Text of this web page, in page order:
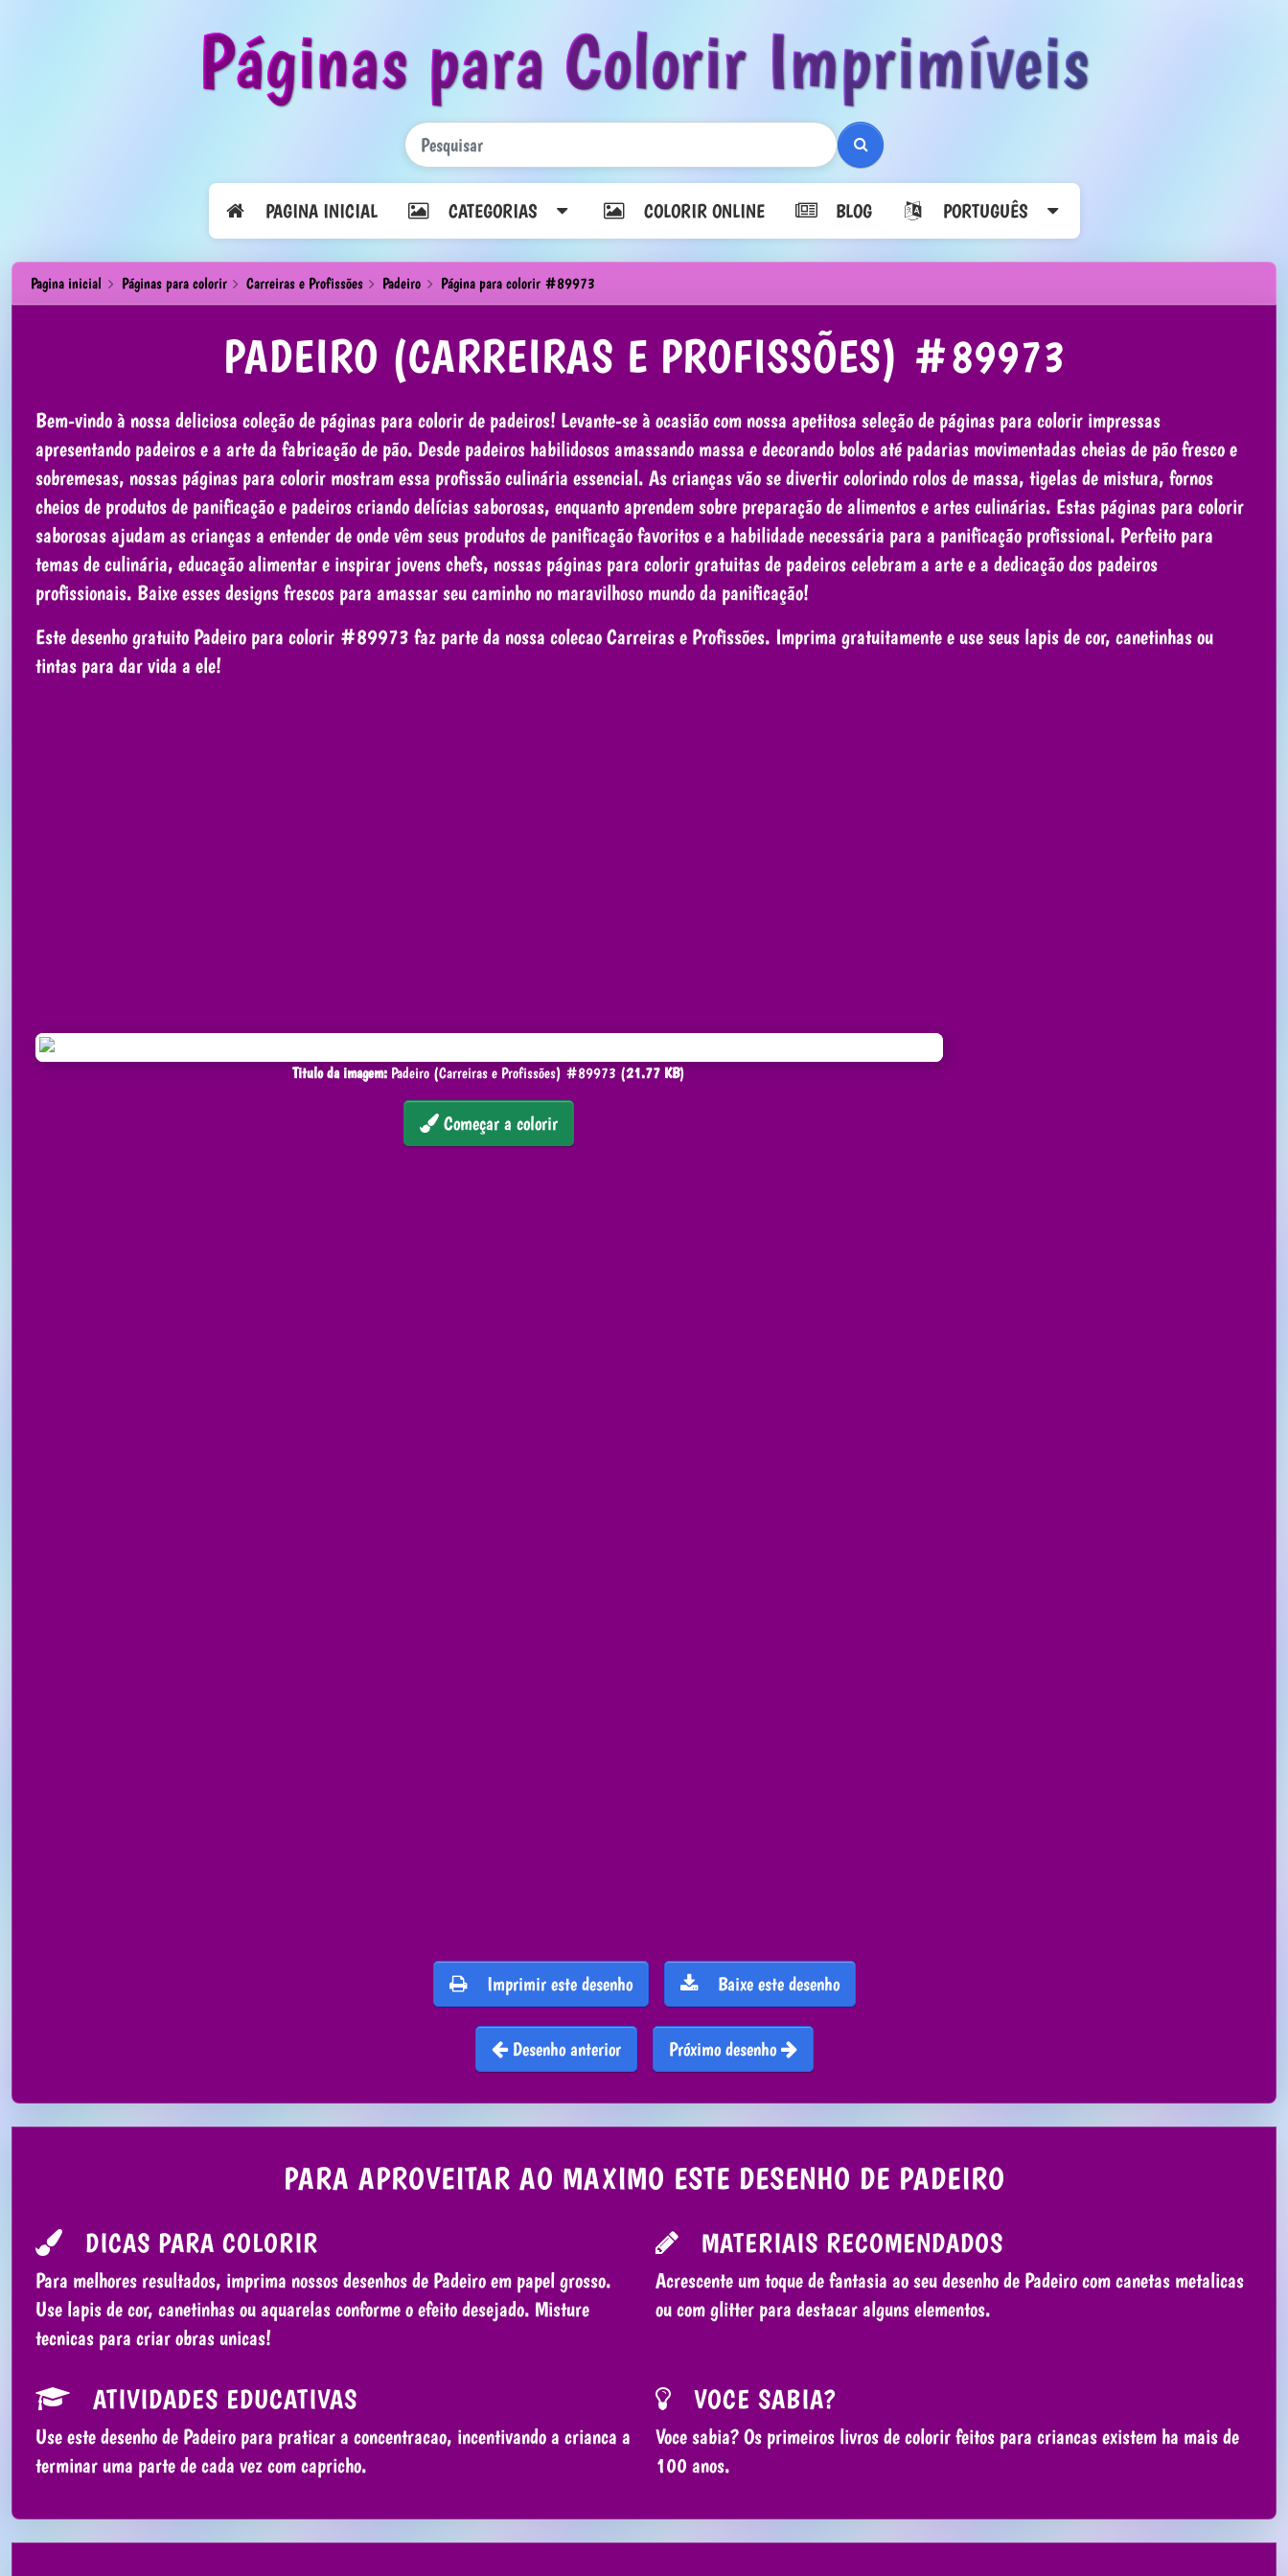
Páginas para Colorir Imprimíveis
Pesquisar
PAGINA INICIAL CATEGORIAS COLORIR ONLINE BLOG PORTUGUÊS
Pagina inicial Páginas para colorir Carreiras e Profissões Padeiro Página para colorir #89973
PADEIRO (CARREIRAS E PROFISSÕES) #89973
Bem-vindo à nossa deliciosa coleção de páginas para colorir de padeiros! Levante-se à ocasião com nossa apetitosa seleção de páginas para colorir impressas
apresentando padeiros e a arte da fabricação de pão. Desde padeiros habilidosos amassando massa e decorando bolos até padarias movimentadas cheias de pão fresco e
sobremesas, nossas páginas para colorir mostram essa profissão culinária essencial. As crianças vão se divertir colorindo rolos de massa, tigelas de mistura, fornos
cheios de produtos de panificação e padeiros criando delícias saborosas, enquanto aprendem sobre preparação de alimentos e artes culinárias. Estas páginas para colorir
saborosas ajudam as crianças a entender de onde vêm seus produtos de panificação favoritos e a habilidade necessária para a panificação profissional. Perfeito para
temas de culinária, educação alimentar e inspirar jovens chefs, nossas páginas para colorir gratuitas de padeiros celebram a arte e a dedicação dos padeiros
profissionais. Baixe esses designs frescos para amassar seu caminho no maravilhoso mundo da panificação!
Este desenho gratuito Padeiro para colorir #89973 faz parte da nossa colecao Carreiras e Profissões. Imprima gratuitamente e use seus lapis de cor, canetinhas ou
tintas para dar vida a ele!
Titulo da imagem: Padeiro (Carreiras e Profissões) #89973 (21.77 KB)
Começar a colorir
Imprimir este desenho Baixe este desenho
Desenho anterior Próximo desenho
PARA APROVEITAR AO MAXIMO ESTE DESENHO DE PADEIRO
DICAS PARA COLORIR
Para melhores resultados, imprima nossos desenhos de Padeiro em papel grosso.
Use lapis de cor, canetinhas ou aquarelas conforme o efeito desejado. Misture
tecnicas para criar obras unicas!
MATERIAIS RECOMENDADOS
Acrescente um toque de fantasia ao seu desenho de Padeiro com canetas metalicas
ou com glitter para destacar alguns elementos.
ATIVIDADES EDUCATIVAS
Use este desenho de Padeiro para praticar a concentracao, incentivando a crianca a
terminar uma parte de cada vez com capricho.
VOCE SABIA?
Voce sabia? Os primeiros livros de colorir feitos para criancas existem ha mais de
100 anos.